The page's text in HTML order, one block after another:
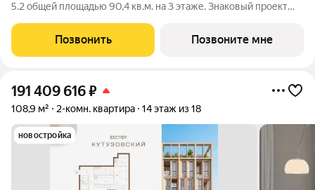
5.2 общей площадью 90,4 кв.м. на 3 этаже. Знаковый проект
Квартал площадью 3,7 га расположен на Кутузовском
проспекте и воплощает новую
Позвонить Позвоните мне
191 409 616₽
108,9 м² 2-комн. квартира 14 этаж из 18
новостройка